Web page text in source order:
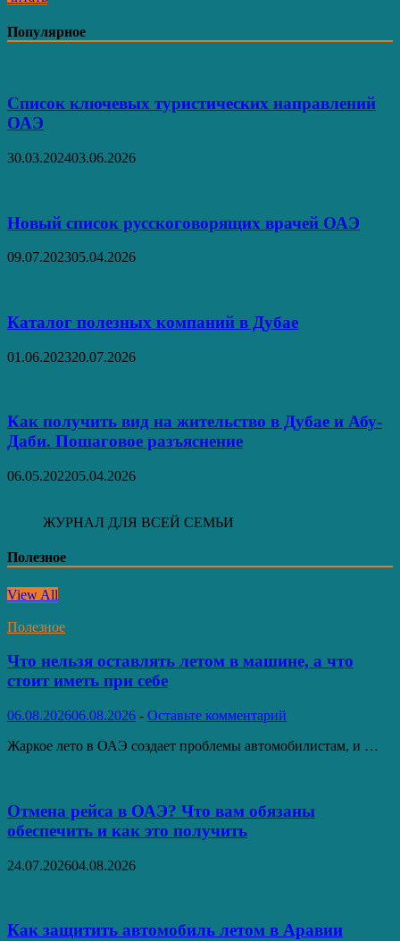
Популярное
Список ключевых туристических направлений
ОАЭ
30.03.202403.06.2026
Новый список русскоговорящих врачей ОАЭ
09.07.202305.04.2026
Каталог полезных компаний в Дубае
01.06.202320.07.2026
Как получить вид на жительство в Дубае и Абу-
Даби. Пошаговое разъяснение
06.05.202205.04.2026
ЖУРНАЛ ДЛЯ ВСЕЙ СЕМЬИ
Полезное
View All
Полезное
Что нельзя оставлять летом в машине, а что
стоит иметь при себе
06.08.202606.08.2026 - Оставьте комментарий
Жаркое лето в ОАЭ создает проблемы автомобилистам, и …
Отмена рейса в ОАЭ? Что вам обязаны
обеспечить и как это получить
24.07.202604.08.2026
Как защитить автомобиль летом в Аравии